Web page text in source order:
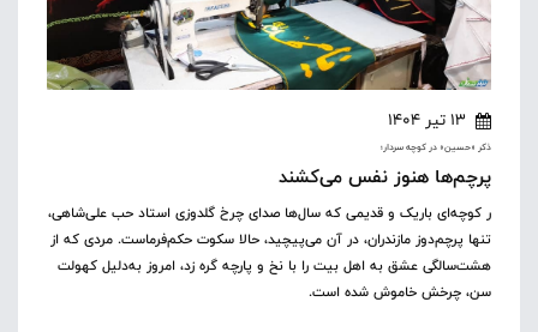
13 تیر 1404
ذکر «حسین» در کوچه‌ سردار؛
پرچم‌ها هنوز نفس می‌کشند
ر کوچه‌ای باریک و قدیمی که سال‌ها صدای چرخ گلدوزی استاد حب علی‌شاهی،
تنها پرچم‌دوز مازندران، در آن می‌پیچید، حالا سکوت حکم‌فرماست. مردی که از
هشت‌سالگی عشق به اهل بیت را با نخ و پارچه گره زد، امروز به‌دلیل کهولت
سن، چرخش خاموش شده است.